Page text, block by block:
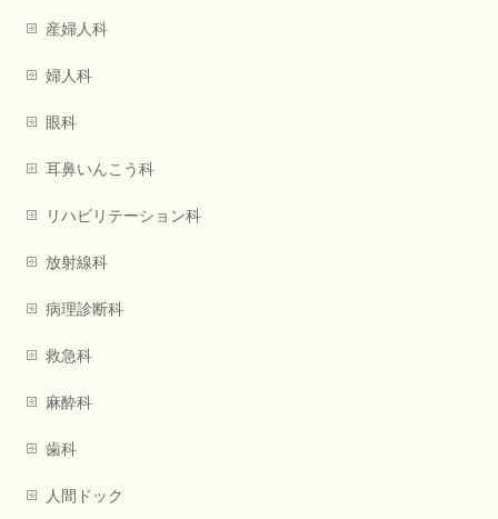
産婦人科
婦人科
眼科
耳鼻いんこう科
リハビリテーション科
放射線科
病理診断科
救急科
麻酔科
歯科
人間ドック